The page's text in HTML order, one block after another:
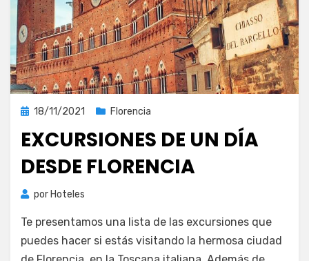
Publicada
18/11/2021 Florencia
EXCURSIONES DE UN DÍA
DESDE FLORENCIA
por Hoteles
Te presentamos una lista de las excursiones que
puedes hacer si estás visitando la hermosa ciudad